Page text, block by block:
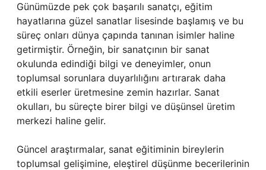
Günümüzde pek çok başarılı sanatçı, eğitim
hayatlarına güzel sanatlar lisesinde başlamış ve bu
süreç onları dünya çapında tanınan isimler haline
getirmiştir. Örneğin, bir sanatçının bir sanat
okulunda edindiği bilgi ve deneyimler, onun
toplumsal sorunlara duyarlılığını artırarak daha
etkili eserler üretmesine zemin hazırlar. Sanat
okulları, bu süreçte birer bilgi ve düşünsel üretim
merkezi haline gelir.
Güncel araştırmalar, sanat eğitiminin bireylerin
toplumsal gelişimine, eleştirel düşünme becerilerinin